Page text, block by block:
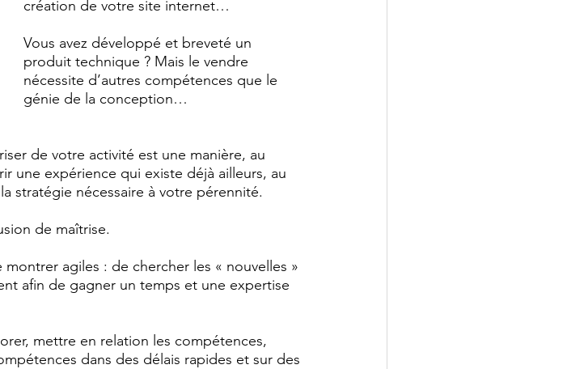
création de votre site internet…
Vous avez développé et breveté un
produit technique ? Mais le vendre
nécessite d’autres compétences que le
génie de la conception…
de votre activité est une manière, au
une expérience qui existe déjà ailleurs, au
stratégie nécessaire à votre pérennité.
de maîtrise.
agiles : de chercher les « nouvelles »
afin de gagner un temps et une expertise
mettre en relation les compétences,
dans des délais rapides et sur des